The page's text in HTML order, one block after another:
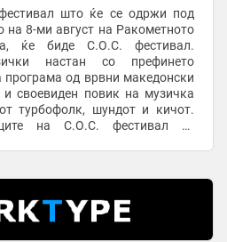
што ќе се одржи под
на 8-ми август на Ракометното
ќе биде С.О.С. фестивал.
настан со префинето
програма од врвни македонски
и своевиден повик на музичка
турбофолк, шундот и кичот.
на С.О.С. фестивал се